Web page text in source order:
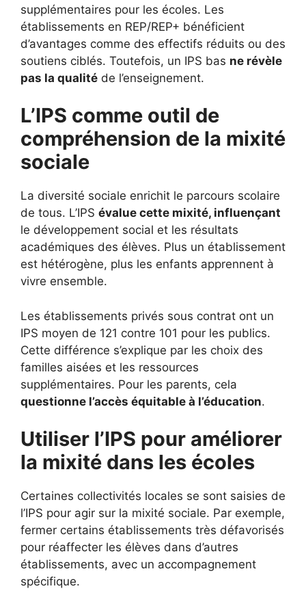
supplémentaires pour les écoles. Les
établissements en REP/REP+ bénéficient
d’avantages comme des effectifs réduits ou des
soutiens ciblés. Toutefois, un IPS bas ne révèle
pas la qualité de l’enseignement.
L’IPS comme outil de
compréhension de la mixité
sociale
La diversité sociale enrichit le parcours scolaire
de tous. L’IPS évalue cette mixité, influençant
le développement social et les résultats
académiques des élèves. Plus un établissement
est hétérogène, plus les enfants apprennent à
vivre ensemble.
Les établissements privés sous contrat ont un
IPS moyen de 121 contre 101 pour les publics.
Cette différence s’explique par les choix des
familles aisées et les ressources
supplémentaires. Pour les parents, cela
questionne l’accès équitable à l’éducation.
Utiliser l’IPS pour améliorer
la mixité dans les écoles
Certaines collectivités locales se sont saisies de
l’IPS pour agir sur la mixité sociale. Par exemple,
fermer certains établissements très défavorisés
pour réaffecter les élèves dans d’autres
établissements, avec un accompagnement
spécifique.